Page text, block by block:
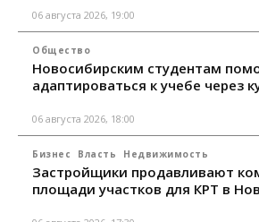
06 августа 2026, 19:00
Общество
Новосибирским студентам
адаптироваться к учебе через
06 августа 2026, 18:00
Бизнес Власть Недвижимость
Застройщики продавливают
площади участков для КРТ в